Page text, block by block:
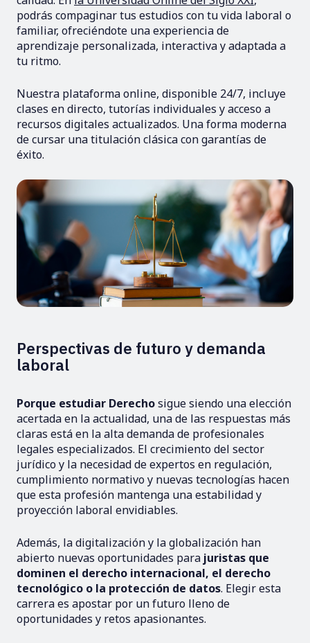
podrás compaginar tus estudios con tu vida laboral o
familiar, ofreciéndote una experiencia de
aprendizaje personalizada, interactiva y adaptada a
tu ritmo.
Nuestra plataforma online, disponible 24/7, incluye
clases en directo, tutorías individuales y acceso a
recursos digitales actualizados. Una forma moderna
de cursar una titulación clásica con garantías de
éxito.
Perspectivas de futuro y demanda
laboral
Porque estudiar Derechosigue siendo una elección
acertada en la actualidad, una de las respuestas más
claras está en la alta demanda de profesionales
legales especializados. El crecimiento del sector
jurídico y la necesidad de expertos en regulación,
cumplimiento normativo y nuevas tecnologías hacen
que esta profesión mantenga una estabilidad y
proyección laboral envidiables.
Además, la digitalización y la globalización han
abierto nuevas oportunidades para juristas que
dominen el derecho internacional, el derecho
tecnológico o la protección de datos. Elegir esta
carrera es apostar por un futuro lleno de
oportunidades y retos apasionantes.